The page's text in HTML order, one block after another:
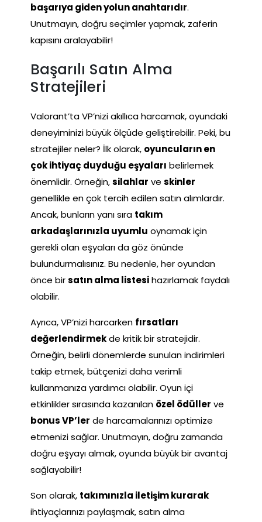
başarıya giden yolun anahtarıdır.
Unutmayın, doğru seçimler yapmak, zaferin
kapısını aralayabilir!
Başarılı Satın Alma
Stratejileri
Valorant’ta VP’nizi akıllıca harcamak, oyundaki
deneyiminizi büyük ölçüde geliştirebilir. Peki, bu
stratejiler neler? İlk olarak, oyuncuların en
çok ihtiyaç duyduğu eşyaları belirlemek
önemlidir. Örneğin,silahlar ve skinler
genellikle en çok tercih edilen satın alımlardır.
Ancak, bunların yanı sıra takım
arkadaşlarınızla uyumlu oynamak için
gerekli olan eşyaları da göz önünde
bulundurmalısınız. Bu nedenle, her oyundan
önce birsatın alma listesihazırlamak faydalı
olabilir.
Ayrıca, VP’nizi harcarken fırsatları
değerlendirmekde kritik bir stratejidir.
Örneğin, belirli dönemlerde sunulan indirimleri
takip etmek, bütçenizi daha verimli
kullanmanıza yardımcı olabilir. Oyun içi
etkinlikler sırasında kazanılan özel ödüller ve
bonus VP’ler de harcamalarınızı optimize
etmenizi sağlar. Unutmayın, doğru zamanda
doğru eşyayı almak, oyunda büyük bir avantaj
sağlayabilir!
Son olarak, takımınızla iletişim kurarak
ihtiyaçlarınızı paylaşmak, satın alma